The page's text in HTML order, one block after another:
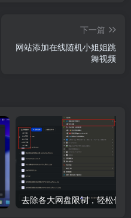
下一篇
网站添加在线随机小姐姐跳
舞视频